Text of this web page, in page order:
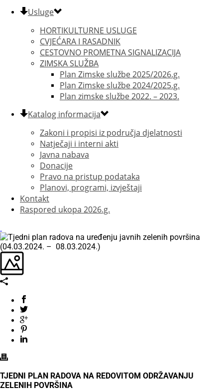
Usluge
HORTIKULTURNE USLUGE
CVJEĆARA I RASADNIK
CESTOVNO PROMETNA SIGNALIZACIJA
ZIMSKA SLUŽBA
Plan Zimske službe 2025/2026.g.
Plan Zimske službe 2024/2025.g.
Plan zimske službe 2022. – 2023.
Katalog informacija
Zakoni i propisi iz područja djelatnosti
Natječaji i interni akti
Javna nabava
Donacije
Pravo na pristup podataka
Planovi, programi, izvještaji
Kontakt
Raspored ukopa 2026.g.
TJEDNI PLAN RADOVA NA REDOVITOM ODRŽAVANJU
ZELENIH POVRŠINA